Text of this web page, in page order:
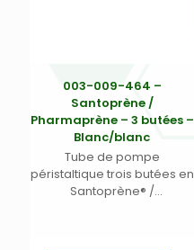
003-009-464 –
Santoprène /
Pharmaprène – 3 butées –
Blanc/blanc
Tube de pompe
péristaltique trois butées en
Santoprène® /